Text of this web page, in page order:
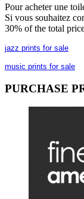
Pour acheter une
Si vous souhaitez
30% of the total
jazz prints for sale
music prints for sale
PURCHASE